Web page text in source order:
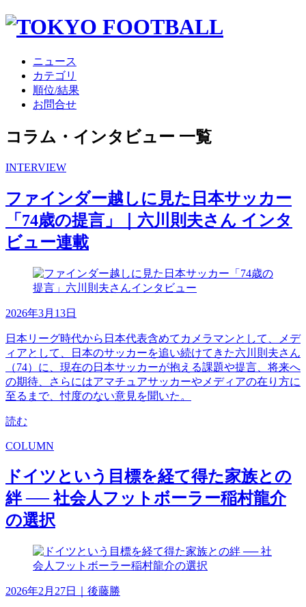
ニュース
カテゴリ
順位/結果
お問合せ
コラム・インタビュー 一覧
INTERVIEW
ファインダー越しに見た日本サッカー
「74歳の提言」｜六川則夫さん インタ
ビュー連載
2026年3月13日
日本リーグ時代から日本代表含めてカメラマンとして、メデ
ィアとして、日本のサッカーを追い続けてきた六川則夫さん
（74）に、現在の日本サッカーが抱える課題や提言、将来へ
の期待、さらにはアマチュアサッカーやメディアの在り方に
至るまで、忖度のない意見を聞いた。
読む
COLUMN
ドイツという目標を経て得た家族との
絆 ── 社会人フットボーラー稲村龍介
の選択
2026年2月27日 ｜後藤勝